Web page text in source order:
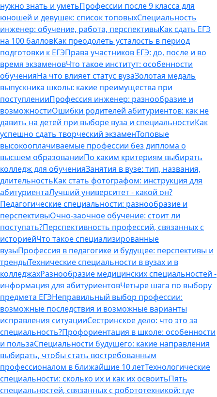
нужно знать и уметьПрофессии после 9 класса для
юношей и девушек: список топовыхСпециальность
инженер: обучение, работа, перспективыКак сдать ЕГЭ
на 100 балловКак преодолеть усталость в период
подготовки к ЕГЭПрава участников ЕГЭ: до, после и во
время экзаменовЧто такое институт: особенности
обученияНа что влияет статус вузаЗолотая медаль
выпускника школы: какие преимущества при
поступленииПрофессия инженер: разнообразие и
возможностиОшибки родителей абитуриентов: как не
давить на детей при выборе вуза и специальностиКак
успешно сдать творческий экзаменТоповые
высокооплачиваемые профессии без диплома о
высшем образованииПо каким критериям выбирать
колледж для обученияЗанятия в вузе: тип, названия,
длительностьКак стать фотографом: инструкция для
абитуриентаЛучший университет - какой он?
Педагогические специальности: разнообразие и
перспективыОчно-заочное обучение: стоит ли
поступать?Перспективность профессий, связанных с
историейЧто такое специализированные
вузыПрофессия в педагогике и будущее: перспективы и
трендыТехнические специальности в вузах и в
колледжахРазнообразие медицинских специальностей -
информация для абитуриентовЧетыре шага по выбору
предмета ЕГЭНеправильный выбор профессии:
возможные последствия и возможные варианты
исправления ситуацииСестринское дело: что это за
специальность?Профориентация в школе: особенности
и пользаСпециальности будущего: какие направления
выбирать, чтобы стать востребованным
профессионалом в ближайшие 10 летТехнологические
специальности: сколько их и как их освоитьПять
специальностей, связанных с робототехникой: где